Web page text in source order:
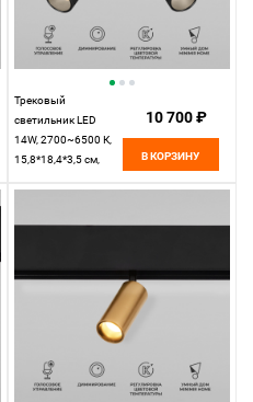
Трековый
светильник LED
14W, 2700~6500 К,
15,8*18,4*3,5 см,
10 700 ₽
В КОРЗИНУ